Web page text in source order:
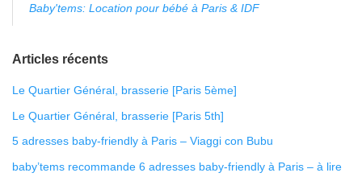
Baby'tems: Location pour bébé à Paris & IDF
Articles récents
Le Quartier Général, brasserie [Paris 5ème]
Le Quartier Général, brasserie [Paris 5th]
5 adresses baby-friendly à Paris – Viaggi con Bubu
baby’tems recommande 6 adresses baby-friendly à Paris – à lire